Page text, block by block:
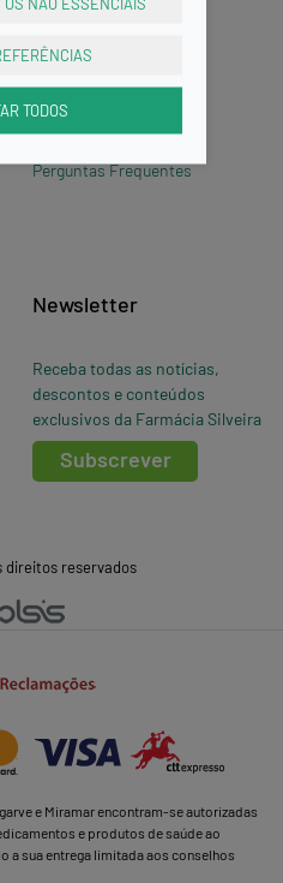
TODOS
Informações
Política de Privacidade
Política de Cookies
Perguntas Frequentes
Newsletter
Receba todas as notícias,
descontos e conteúdos
exclusivos da Farmácia Silveira
Subscrever
direitos reservados
e Miramar encontram-se autorizadas
e produtos de saúde ao
a sua entrega limitada aos conselhos